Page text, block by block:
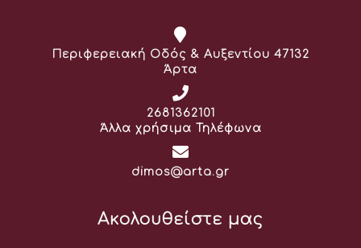
Διεύθυνση:
Περιφερειακή Οδός & Αυξεντίου 47132
Άρτα
Τηλέφωνο:
2681362101
Άλλα χρήσιμα Τηλέφωνα
Email:
dimos@arta.gr
Ακολουθείστε μας